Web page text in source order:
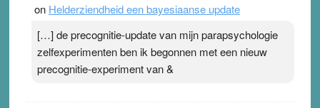
on Helderziendheid een bayesiaanse update
[…] de precognitie-update van mijn parapsychologie
zelfexperimenten ben ik begonnen met een nieuw
precognitie-experiment van &